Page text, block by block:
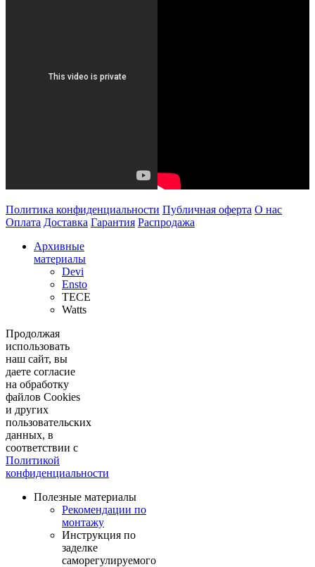
Политика конфиденциальности Публичная оферта О нас
Оплата Доставка Гарантия Распродажа
Архивные
материалы
Devi
Ensto
TECE
Watts
Продолжая
использовать
наш сайт, вы
даете согласие
на обработку
файлов Cookies
и других
пользовательских
данных, в
соответствии с
Политикой
конфиденциальности
Полезные материалы
Рекомендации по
монтажу
Инструкция по
заделке
саморегулируемого